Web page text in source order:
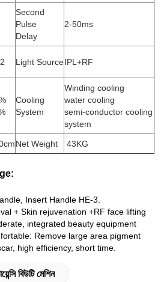
Second
Pulse
Delay
2-50ms
Light SourceIPL+RF
Cooling
System
Winding cooling
water cooling
semi-conductor cooling
system
Net Weight 43KG
Insert Handle HE-3.
+ Skin rejuvenation +RF face lifting
integrated beauty equipment
Remove large area pigment
high efficiency, short time.
বিউটি মেশিন